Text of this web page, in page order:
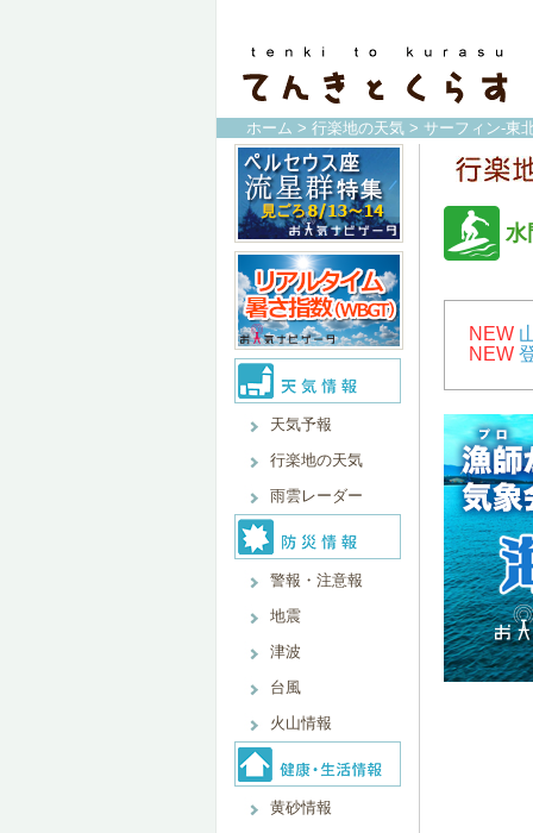
ホーム > 行楽地の天気 > サーフィン-東
天気予報
行楽地の天気
雨雲レーダー
警報・注意報
地震
津波
台風
火山情報
黄砂情報
水
NEW
NEW